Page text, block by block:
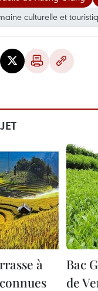
culturelle et
à
Bac
de